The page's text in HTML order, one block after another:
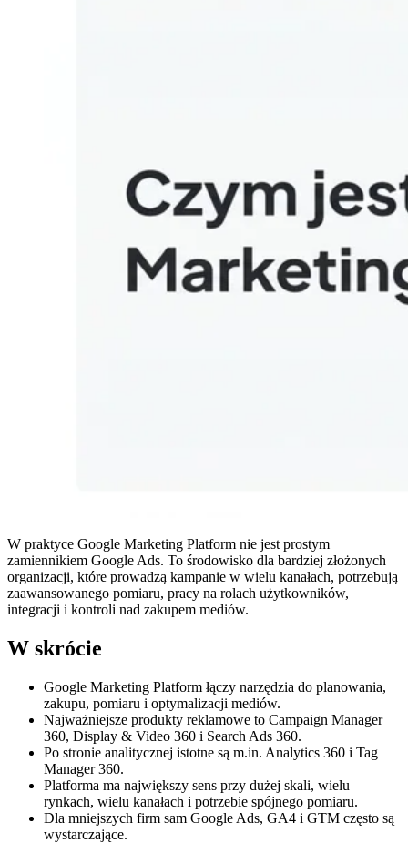
W praktyce Google Marketing Platform nie jest prostym
zamiennikiem Google Ads. To środowisko dla bardziej złożonych
organizacji, które prowadzą kampanie w wielu kanałach, potrzebują
zaawansowanego pomiaru, pracy na rolach użytkowników,
integracji i kontroli nad zakupem mediów.
W skrócie
Google Marketing Platform łączy narzędzia do planowania,
zakupu, pomiaru i optymalizacji mediów.
Najważniejsze produkty reklamowe to Campaign Manager
360, Display & Video 360 i Search Ads 360.
Po stronie analitycznej istotne są m.in. Analytics 360 i Tag
Manager 360.
Platforma ma największy sens przy dużej skali, wielu
rynkach, wielu kanałach i potrzebie spójnego pomiaru.
Dla mniejszych firm sam Google Ads, GA4 i GTM często są
wystarczające.